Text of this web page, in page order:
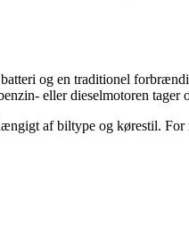
og en traditionel
eller dieselmotoren tager
af biltype og kørestil.